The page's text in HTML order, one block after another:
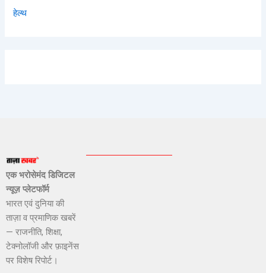
हेल्थ
एक भरोसेमंद डिजिटल
न्यूज़ प्लेटफॉर्म
भारत एवं दुनिया की
ताज़ा व प्रमाणिक खबरें
— राजनीति, शिक्षा,
टेक्नोलॉजी और फ़ाइनेंस
पर विशेष रिपोर्ट।